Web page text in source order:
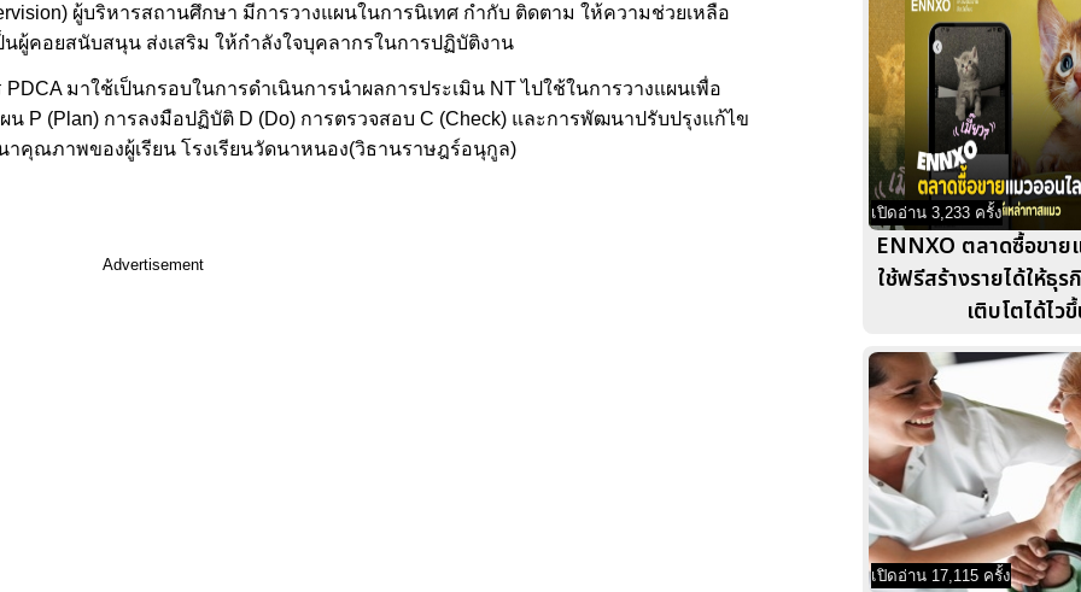
ผู้บริหารสถานศึกษา มีการวางแผนในการนิเทศ กำกับ ติดตาม ให้ความช่วยเหลือ
คอยสนับสนุน ส่งเสริม ให้กำลังใจบุคลากรในการปฏิบัติงาน
มาใช้เป็นกรอบในการดำเนินการนำผลการประเมิน NT ไปใช้ในการวางแผนเพื่อ
P (Plan) การลงมือปฏิบัติ D (Do) การตรวจสอบ C (Check) และการพัฒนาปรับปรุงแก้ไข
คุณภาพของผู้เรียน โรงเรียนวัดนาหนอง(วิธานราษฎร์อนุกูล)
Advertisement
เปิดอ่าน 3,233 ครั้ง
ENNXO ตลาดซื้อขาย
ใช้ฟรีสร้างรายได้ให้ธุ
เติบโตได้ไว
เปิดอ่าน 17,115 ครั้ง